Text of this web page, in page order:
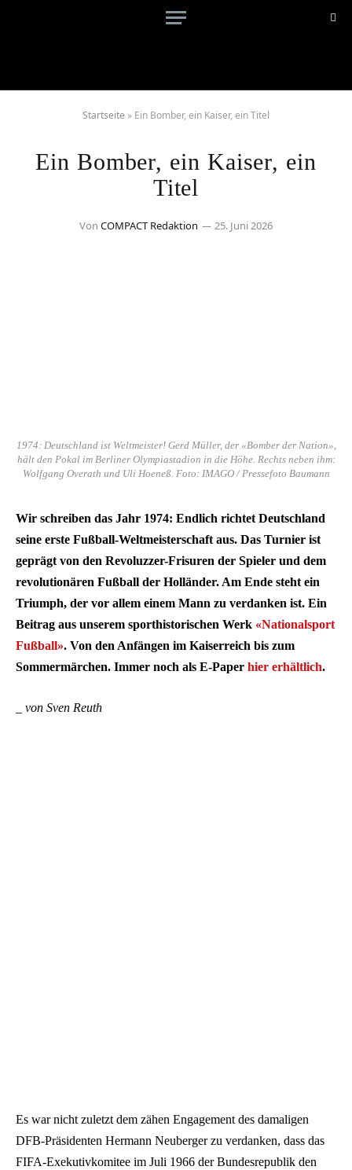
Startseite » Ein Bomber, ein Kaiser, ein Titel
Ein Bomber, ein Kaiser, ein
Titel
Von COMPACT Redaktion 25. Juni 2026
1974: Deutschland ist Weltmeister! Gerd Müller, der «Bomber der Nation»,
hält den Pokal im Berliner Olympiastadion in die Höhe. Rechts neben ihm:
Wolfgang Overath und Uli Hoeneß. Foto: IMAGO / Pressefoto Baumann
Wir schreiben das Jahr 1974: Endlich richtet Deutschland
seine erste Fußball-Weltmeisterschaft aus. Das Turnier ist
geprägt von den Revoluzzer-Frisuren der Spieler und dem
revolutionären Fußball der Holländer. Am Ende steht ein
Triumph, der vor allem einem Mann zu verdanken ist. Ein
Beitrag aus unserem sporthistorischen Werk «Nationalsport
Fußball». Von den Anfängen im Kaiserreich bis zum
Sommermärchen. Immer noch als E-Paper hier erhältlich.
von Sven Reuth
Es war nicht zuletzt dem zähen Engagement des damaligen
DFB-Präsidenten Hermann Neuberger zu verdanken, dass das
FIFA-Exekutivkomitee im Juli 1966 der Bundesrepublik den